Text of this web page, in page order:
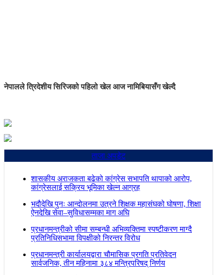
नेपालले त्रिदेशीय सिरिजको पहिलो खेल आज नामिबियासँग खेल्दै
ताजा अपडेट
शासकीय अराजकता बढेको कांग्रेस सभापति थापाको आरोप,
कांग्रेसलाई सक्रिय भूमिका खेल्न आग्रह
भदौदेखि पुनः आन्दोलनमा उत्रने शिक्षक महासंघको घोषणा, शिक्षा
ऐनदेखि सेवा–सुविधासम्मका माग अघि
प्रधानमन्त्रीको सीमा सम्बन्धी अभिव्यक्तिमा स्पष्टीकरण माग्दै
प्रतिनिधिसभामा विपक्षीको निरन्तर विरोध
प्रधानमन्त्री कार्यालयद्वारा चौमासिक प्रगति प्रतिवेदन
सार्वजनिक, तीन महिनामा ३८४ मन्त्रिपरिषद् निर्णय